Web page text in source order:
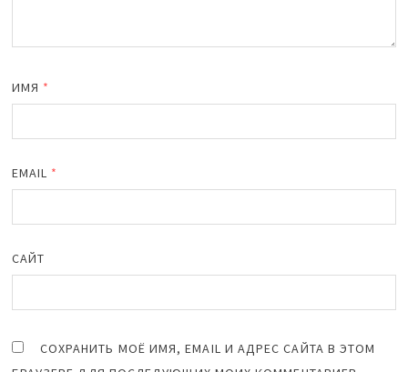
ИМЯ *
EMAIL *
САЙТ
СОХРАНИТЬ МОЁ ИМЯ, EMAIL И АДРЕС САЙТА В ЭТОМ